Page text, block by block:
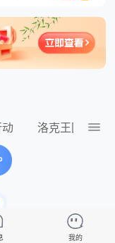
洛克王国：世
我的